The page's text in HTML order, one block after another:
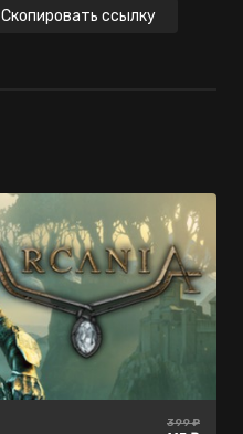
Скопировать ссылку
399 ₽
1790 ₽
1200 ₽